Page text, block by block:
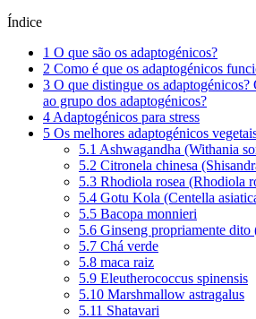
Índice
1 O que são os adaptogénicos?
2 Como é que os adaptogénicos
3 O que distingue os adaptogénicos?
ao grupo dos adaptogénicos?
4 Adaptogénicos para stress
5 Os melhores adaptogénicos
5.1 Ashwagandha (Withania
5.2 Citronela chinesa
5.3 Rhodiola rosea (Rhodiola
5.4 Gotu Kola (Centella
5.5 Bacopa monnieri
5.6 Ginseng propriamente dito
5.7 Chá verde
5.8 maca raiz
5.9 Eleutherococcus spinensis
5.10 Marshmallow astragalus
5.11 Shatavari